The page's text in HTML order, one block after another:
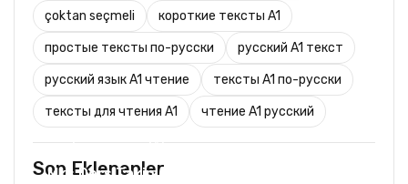
çoktan seçmeli короткие тексты A1
простые тексты по-русски русский A1 текст
русский язык A1 чтение тексты A1 по-русски
тексты для чтения A1 чтение A1 русский
Son Eklenenler
Mks Ders Takip (Turizm ve Mesleki Dersler